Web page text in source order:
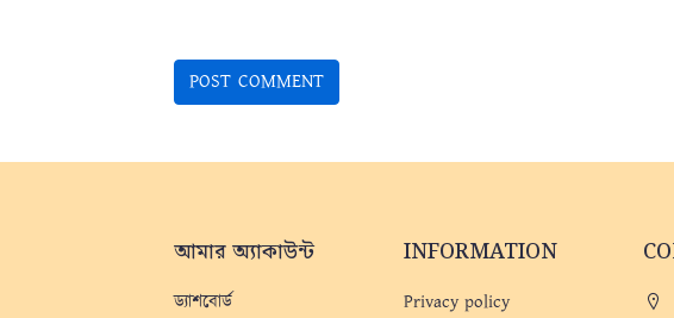
আমার অ্যাকাউন্ট
ড্যাশবোর্ড
INFORMATION
Privacy policy